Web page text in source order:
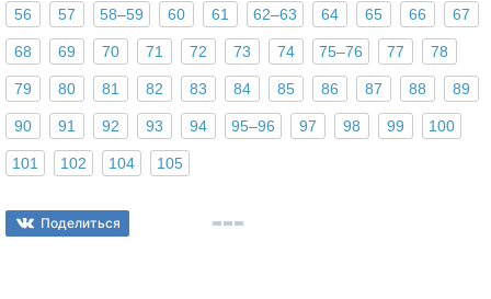
56 57 58–59 60 61 62–63 64 65 66 67
68 69 70 71 72 73 74 75–76 77 78
79 80 81 82 83 84 85 86 87 88 89
90 91 92 93 94 95–96 97 98 99 100
101 102 104 105
Поделиться